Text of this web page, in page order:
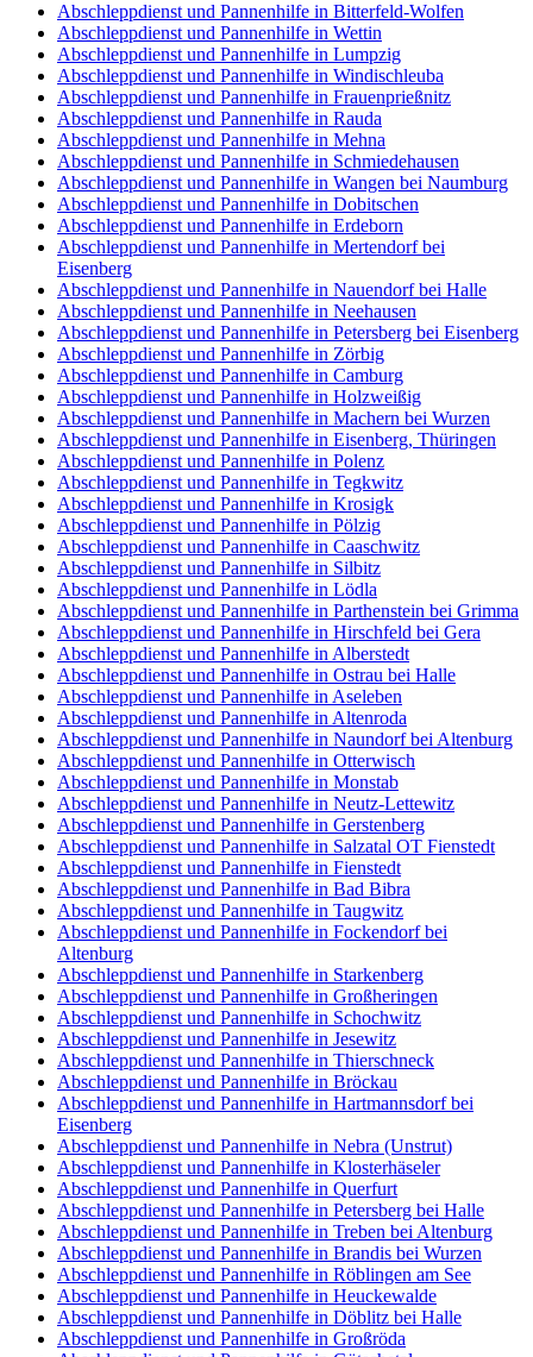
Abschleppdienst und Pannenhilfe in Bitterfeld-Wolfen
Abschleppdienst und Pannenhilfe in Wettin
Abschleppdienst und Pannenhilfe in Lumpzig
Abschleppdienst und Pannenhilfe in Windischleuba
Abschleppdienst und Pannenhilfe in Frauenprießnitz
Abschleppdienst und Pannenhilfe in Rauda
Abschleppdienst und Pannenhilfe in Mehna
Abschleppdienst und Pannenhilfe in Schmiedehausen
Abschleppdienst und Pannenhilfe in Wangen bei Naumburg
Abschleppdienst und Pannenhilfe in Dobitschen
Abschleppdienst und Pannenhilfe in Erdeborn
Abschleppdienst und Pannenhilfe in Mertendorf bei
Eisenberg
Abschleppdienst und Pannenhilfe in Nauendorf bei Halle
Abschleppdienst und Pannenhilfe in Neehausen
Abschleppdienst und Pannenhilfe in Petersberg bei Eisenberg
Abschleppdienst und Pannenhilfe in Zörbig
Abschleppdienst und Pannenhilfe in Camburg
Abschleppdienst und Pannenhilfe in Holzweißig
Abschleppdienst und Pannenhilfe in Machern bei Wurzen
Abschleppdienst und Pannenhilfe in Eisenberg, Thüringen
Abschleppdienst und Pannenhilfe in Polenz
Abschleppdienst und Pannenhilfe in Tegkwitz
Abschleppdienst und Pannenhilfe in Krosigk
Abschleppdienst und Pannenhilfe in Pölzig
Abschleppdienst und Pannenhilfe in Caaschwitz
Abschleppdienst und Pannenhilfe in Silbitz
Abschleppdienst und Pannenhilfe in Lödla
Abschleppdienst und Pannenhilfe in Parthenstein bei Grimma
Abschleppdienst und Pannenhilfe in Hirschfeld bei Gera
Abschleppdienst und Pannenhilfe in Alberstedt
Abschleppdienst und Pannenhilfe in Ostrau bei Halle
Abschleppdienst und Pannenhilfe in Aseleben
Abschleppdienst und Pannenhilfe in Altenroda
Abschleppdienst und Pannenhilfe in Naundorf bei Altenburg
Abschleppdienst und Pannenhilfe in Otterwisch
Abschleppdienst und Pannenhilfe in Monstab
Abschleppdienst und Pannenhilfe in Neutz-Lettewitz
Abschleppdienst und Pannenhilfe in Gerstenberg
Abschleppdienst und Pannenhilfe in Salzatal OT Fienstedt
Abschleppdienst und Pannenhilfe in Fienstedt
Abschleppdienst und Pannenhilfe in Bad Bibra
Abschleppdienst und Pannenhilfe in Taugwitz
Abschleppdienst und Pannenhilfe in Fockendorf bei
Altenburg
Abschleppdienst und Pannenhilfe in Starkenberg
Abschleppdienst und Pannenhilfe in Großheringen
Abschleppdienst und Pannenhilfe in Schochwitz
Abschleppdienst und Pannenhilfe in Jesewitz
Abschleppdienst und Pannenhilfe in Thierschneck
Abschleppdienst und Pannenhilfe in Bröckau
Abschleppdienst und Pannenhilfe in Hartmannsdorf bei
Eisenberg
Abschleppdienst und Pannenhilfe in Nebra (Unstrut)
Abschleppdienst und Pannenhilfe in Klosterhäseler
Abschleppdienst und Pannenhilfe in Querfurt
Abschleppdienst und Pannenhilfe in Petersberg bei Halle
Abschleppdienst und Pannenhilfe in Treben bei Altenburg
Abschleppdienst und Pannenhilfe in Brandis bei Wurzen
Abschleppdienst und Pannenhilfe in Röblingen am See
Abschleppdienst und Pannenhilfe in Heuckewalde
Abschleppdienst und Pannenhilfe in Döblitz bei Halle
Abschleppdienst und Pannenhilfe in Großröda